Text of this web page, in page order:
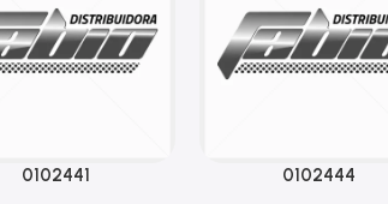
0102441 0102444